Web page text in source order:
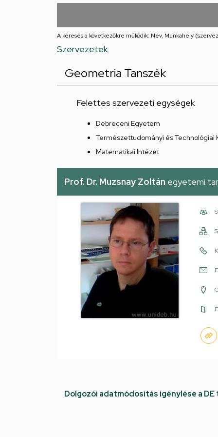
feladatellátási
A keresés a következőkre működik: Név, Munkahely
Szervezetek
Geometria Tanszék
Felettes szervezeti egységek
Debreceni Egyetem
Természettudományi és Technológiai
Matematikai Intézet
Prof. Dr. Muzsnay Zoltán egyetemi
Dolgozói adatmódosítás igénylése a